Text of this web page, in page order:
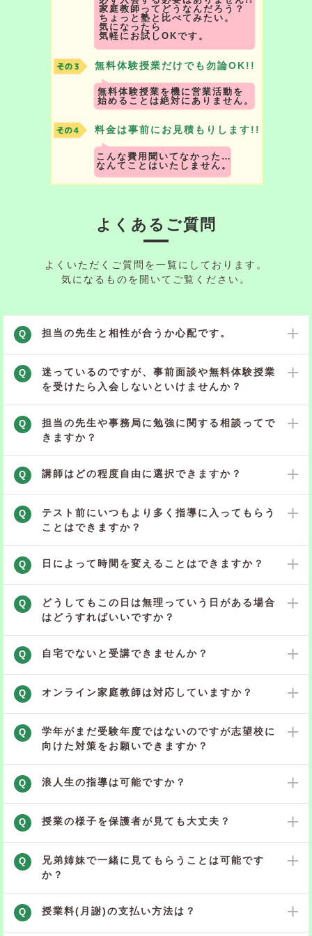
無料体験授業だけでも勿論OK!!
家庭教師ってどうなんだろう？
ちょっと塾と比べてみたい。
気になったら
気軽にお試しOKです。
無料体験授業を機に営業活動を
始めることは絶対にありません。
料金は事前にお見積もりします!!
こんな費用聞いてなかった…
なんてことはいたしません。
よくあるご質問
よくいただくご質問を一覧にしております。
気になるものを開いてご覧ください。
Q 担当の先生と相性が合うか心配です。
Q
迷っているのですが、事前面談や無料体験授業
を受けたら入会しないといけませんか？
Q
担当の先生や事務局に勉強に関する相談ってで
きますか？
Q 講師はどの程度自由に選択できますか？
Q
テスト前にいつもより多く指導に入ってもらう
ことはできますか？
Q 日によって時間を変えることはできますか？
Q
どうしてもこの日は無理っていう日がある場合
はどうすればいいですか？
Q 自宅でないと受講できませんか？
Q オンライン家庭教師は対応していますか？
Q
学年がまだ受験年度ではないのですが志望校に
向けた対策をお願いできますか？
Q 浪人生の指導は可能ですか？
Q 授業の様子を保護者が見ても大丈夫？
Q
兄弟姉妹で一緒に見てもらうことは可能です
か？
Q 授業料(月謝)の支払い方法は？